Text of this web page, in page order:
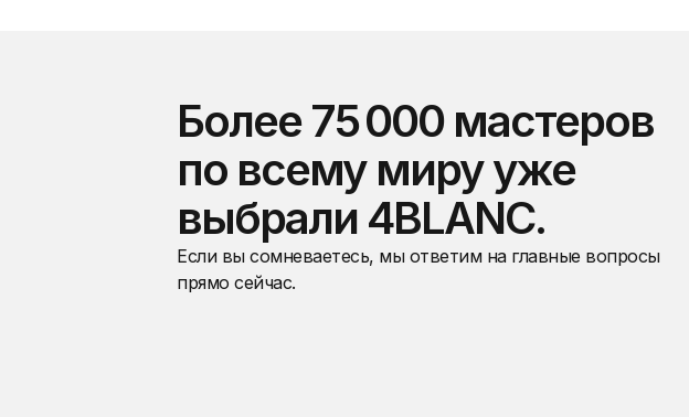
Более 75 000 мастеров
по всему миру уже
выбрали 4BLANC.
Если вы сомневаетесь, мы ответим на главные вопросы
прямо сейчас.